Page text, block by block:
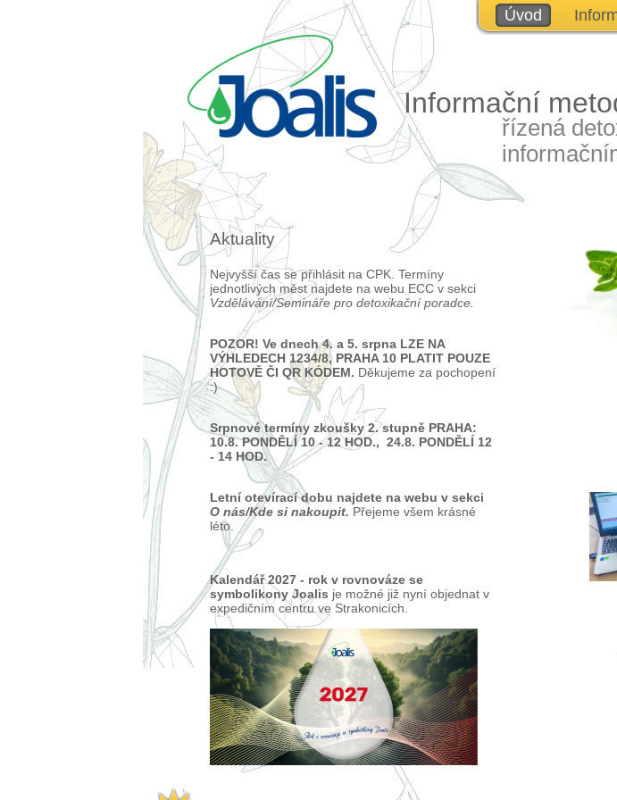
Úvod
Informační
řízená
Aktuality
Nejvyšší čas se přihlásit na CPK. Termíny
jednotlivých měst najdete na webu ECC v sekci
Vzdělávání/Semináře pro detoxikační poradce.
POZOR! Ve dnech 4. a 5. srpna LZE NA
VÝHLEDECH 1234/8, PRAHA 10 PLATIT POUZE
HOTOVĚ ČI QR KÓDEM. Děkujeme za pochopení
:)
Srpnové termíny zkoušky 2. stupně PRAHA:
10.8. PONDĚLÍ 10 - 12 HOD., 24.8. PONDĚLÍ 12
- 14 HOD.
Letní otevírací dobu najdete na webu v sekci
O nás/Kde si nakoupit. Přejeme všem krásné
léto.
Kalendář 2027 - rok v rovnováze se
symbolikony Joalis je možné již nyní objednat v
expedičním centru ve Strakonicích.